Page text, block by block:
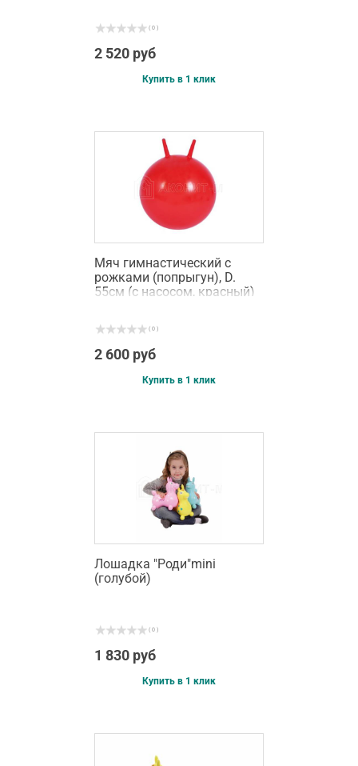
( 0 )
2 520 руб
Купить в 1 клик
Мяч гимнастический с
рожками (попрыгун), D.
55см (с насосом, красный)
( 0 )
2 600 руб
Купить в 1 клик
Лошадка "Роди"mini
(голубой)
( 0 )
1 830 руб
Купить в 1 клик